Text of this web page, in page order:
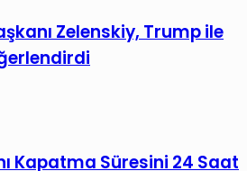
Zelenskiy, Trump ile
Kapatma Süresini 24 Saat